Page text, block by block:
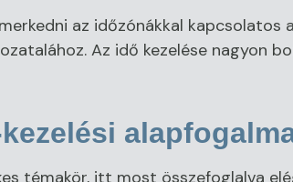
az időzónákkal kapcsolatos
Az idő kezelése nagyon
témakör, itt most összefoglalva